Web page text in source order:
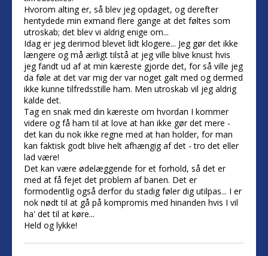
Hvorom alting er, så blev jeg opdaget, og derefter
hentydede min exmand flere gange at det føltes som
utroskab; det blev vi aldrig enige om...
Idag er jeg derimod blevet lidt klogere... Jeg gør det ikke
længere og må ærligt tilstå at jeg ville blive knust hvis
jeg fandt ud af at min kæreste gjorde det, for så ville jeg
da føle at det var mig der var noget galt med og dermed
ikke kunne tilfredsstille ham. Men utroskab vil jeg aldrig
kalde det.
Tag en snak med din kæreste om hvordan I kommer
videre og få ham til at love at han ikke gør det mere -
det kan du nok ikke regne med at han holder, for man
kan faktisk godt blive helt afhængig af det - tro det eller
lad være!
Det kan være ødelæggende for et forhold, så det er
med at få fejet det problem af banen. Det er
formodentlig også derfor du stadig føler dig utilpas... I er
nok nødt til at gå på kompromis med hinanden hvis I vil
ha' det til at køre...
Held og lykke!